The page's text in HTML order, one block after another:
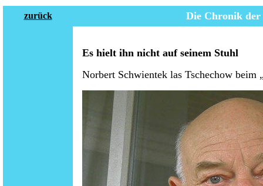
zurück Die Chronik der
Es hielt ihn nicht auf seinem Stuhl
Norbert Schwientek las Tschechow beim